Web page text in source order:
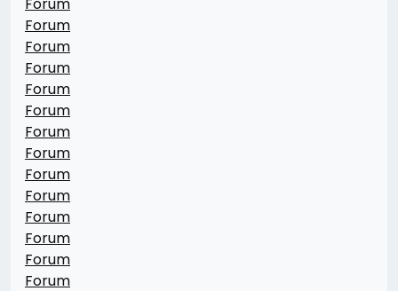
Forum
Forum
Forum
Forum
Forum
Forum
Forum
Forum
Forum
Forum
Forum
Forum
Forum